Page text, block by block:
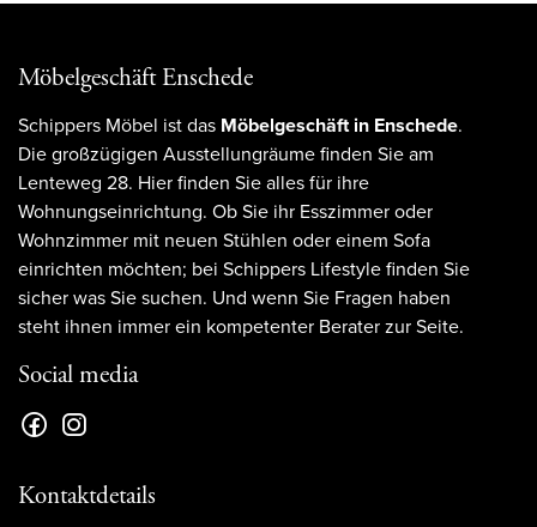
Möbelgeschäft Enschede
Schippers Möbel ist das Möbelgeschäft in Enschede.
Die großzügigen Ausstellungräume finden Sie am
Lenteweg 28. Hier finden Sie alles für ihre
Wohnungseinrichtung. Ob Sie ihr Esszimmer oder
Wohnzimmer mit neuen Stühlen oder einem Sofa
einrichten möchten; bei Schippers Lifestyle finden Sie
sicher was Sie suchen. Und wenn Sie Fragen haben
steht ihnen immer ein kompetenter Berater zur Seite.
Social media
Kontaktdetails